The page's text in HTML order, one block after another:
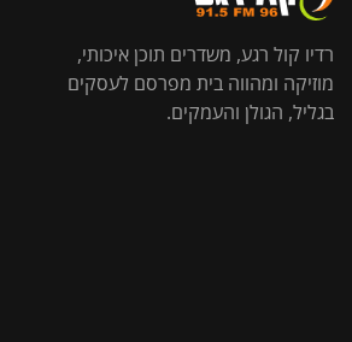
רדיו קול רגע, משדרים תוכן איכותי,
מוזיקה ומהווה בית מפרסם לעסקים
בגליל, הגולן והעמקים.